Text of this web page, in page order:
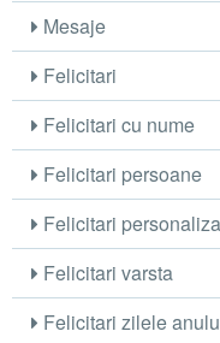
Mesaje
Felicitari
Felicitari cu nume
Felicitari persoane
Felicitari
Felicitari varsta
Felicitari zilele